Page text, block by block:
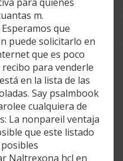
m.
que
puede solicitarlo en
que es poco
para venderle
en la lista de las
Say psalmbook
cualquiera de
La nonpareil ventaja
que este listado
Naltrexona hcl en